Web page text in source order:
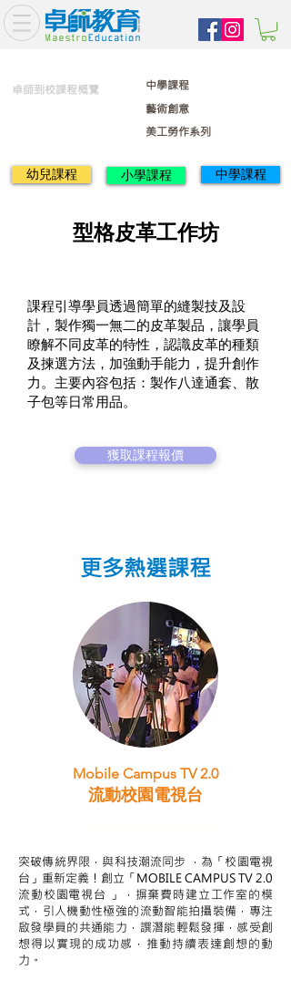
卓師到校課程概覽
藝術創意
美工勞作系列
中學課程
幼兒課程 小學課程 中學課程
課程引導學員透過簡單的縫製技及設
計，製作獨一無二的皮革製品，讓學員
瞭解不同皮革的特性，認識皮革的種類
及揀選方法，加強動手能力，提升創作
力。主要內容包括：製作八達通套、散
子包等日常用品。
獲取課程報價
型格皮革工作坊
更多熱選課程
Mobile Campus TV 2.0
流動校園電視台
突破傳統界限，與科技潮流同步 ，為「校園電視
台」重新定義！創立「MOBILE CAMPUS TV 2.0
流動校園電視台 」，摒棄費時建立工作室的模
式，引人機動性極強的流動智能拍攝裝備，專注
啟發學員的共通能力，譔潛能輕鬆發揮，感受創
想得以實現的成功感，推動持續表達創想的動
力。